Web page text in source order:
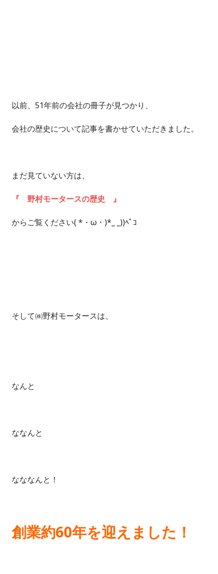
以前、51年前の会社の冊子が見つかり、
会社の歴史について記事を書かせていただきました。
まだ見ていない方は、
『 野村モータースの歴史 』
からご覧ください( *・ω・)*_ _))ﾍﾟｺ
そして㈱野村モータースは、
なんと
ななんと
なななんと！
創業約60年を迎えました！